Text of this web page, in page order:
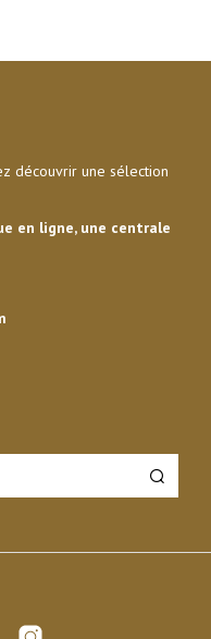
découvrir une sélection
en ligne, une centrale